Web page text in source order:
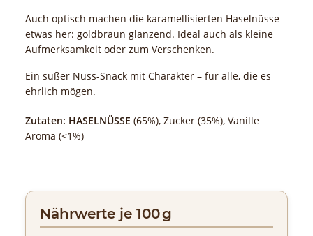
Auch optisch machen die karamellisierten Haselnüsse
etwas her: goldbraun glänzend. Ideal auch als kleine
Aufmerksamkeit oder zum Verschenken.
Ein süßer Nuss-Snack mit Charakter – für alle, die es
ehrlich mögen.
Zutaten: HASELNÜSSE (65%), Zucker (35%), Vanille
Aroma (<1%)
Nährwerte je 100 g